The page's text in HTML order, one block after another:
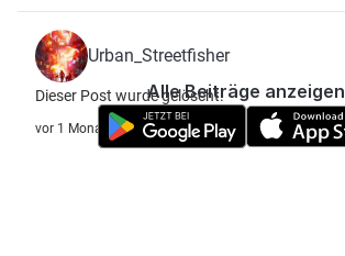
Urban_Streetfisher
Dieser Post wurde gelöscht.
vor 1 Monat
Alle Beiträge anzeigen